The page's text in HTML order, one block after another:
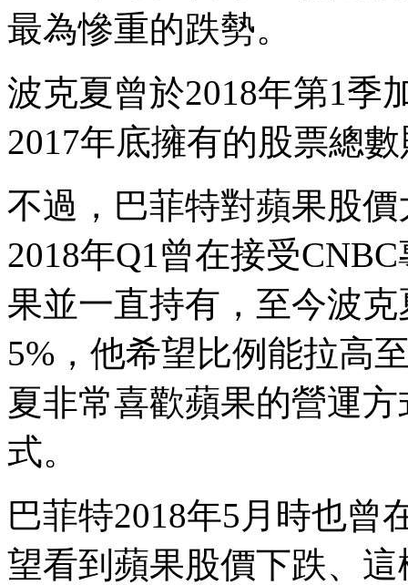
最為慘重的跌勢。
波克夏曾於2018年第1季
2017年底擁有的股票總
不過，巴菲特對蘋果股
2018年Q1曾在接受
果並一直持有，至今波
5%，他希望比例能拉高
夏非常喜歡蘋果的營運
式。
巴菲特2018年5月時也曾
望看到蘋果股價下跌、